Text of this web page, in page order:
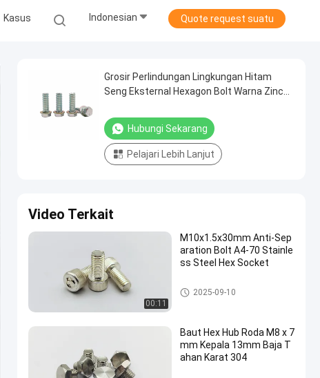
Kasus Indonesian Quote request suatu
Grosir Perlindungan Lingkungan Hitam
Seng Eksternal Hexagon Bolt Warna Zinc
Hubungi Sekarang
Pelajari Lebih Lanjut
Video Terkait
00:11
M10x1.5x30mm Anti-Sep
aration Bolt A4-70 Stainle
ss Steel Hex Socket
Baut Hub Roda
2025-09-10
Baut Hex Hub Roda M8 x 7
mm Kepala 13mm Baja T
ahan Karat 304